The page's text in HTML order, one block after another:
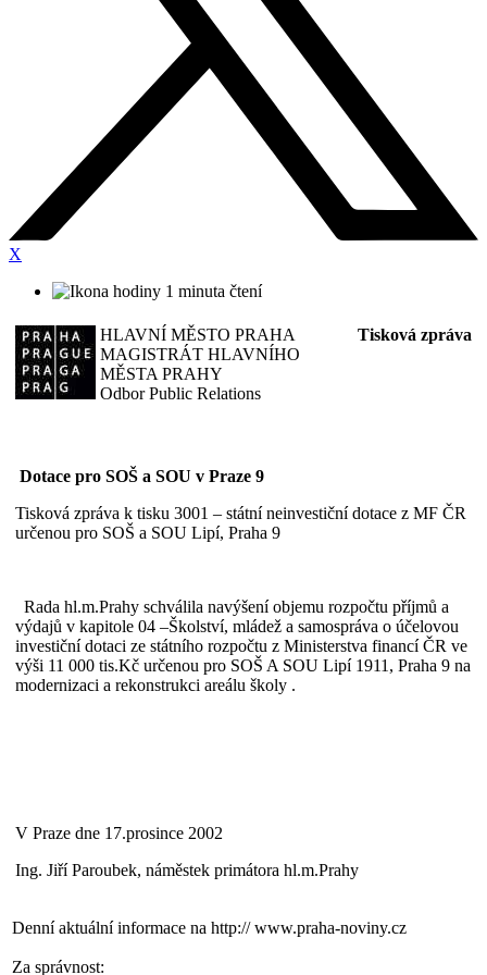
X
1 minuta čtení
HLAVNÍ MĚSTO PRAHA
MAGISTRÁT HLAVNÍHO
MĚSTA PRAHY
Odbor Public Relations
Tisková zpráva
Dotace pro SOŠ a SOU v Praze 9
Tisková zpráva k tisku 3001 – státní neinvestiční dotace z MF ČR
určenou pro SOŠ a SOU Lipí, Praha 9
Rada hl.m.Prahy schválila navýšení objemu rozpočtu příjmů a
výdajů v kapitole 04 –Školství, mládež a samospráva o účelovou
investiční dotaci ze státního rozpočtu z Ministerstva financí ČR ve
výši 11 000 tis.Kč určenou pro SOŠ A SOU Lipí 1911, Praha 9 na
modernizaci a rekonstrukci areálu školy .
V Praze dne 17.prosince 2002
Ing. Jiří Paroubek, náměstek primátora hl.m.Prahy
Denní aktuální informace na http:// www.praha-noviny.cz
Za správnost: